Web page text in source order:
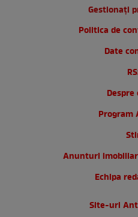
Gestionați
Politica de
Date
Despre
Program
Anunturi
Echipa
Site-uri